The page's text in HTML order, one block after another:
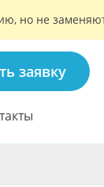
но не
заявку